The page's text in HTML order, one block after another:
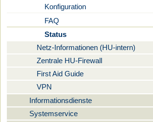
Konfiguration
FAQ
Status
Netz-Informationen (HU-intern)
Zentrale HU-Firewall
First Aid Guide
VPN
Informationsdienste
Systemservice